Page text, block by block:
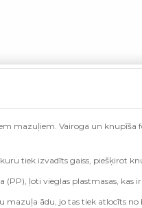
mazuļiem. Vairoga un
tiek izvadīts gaiss, piešķirot
(PP), ļoti vieglas plastmasas,
mazuļa ādu, jo tas tiek atlocīts no